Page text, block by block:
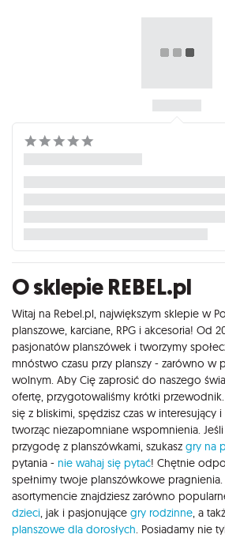
O sklepie REBEL.pl
Witaj na Rebel.pl, największym sklepie w
planszowe, karciane, RPG i akcesoria! Od
pasjonatów planszówek i tworzymy
mnóstwo czasu przy planszy - zarówno w
wolnym. Aby Cię zaprosić do naszego
ofertę, przygotowaliśmy krótki przewodnik.
się z bliskimi, spędzisz czas w interesujący
tworząc niezapomniane wspomnienia.
przygodę z planszówkami, szukasz gry na
pytania - nie wahaj się pytać! Chętnie
spełnimy twoje planszówkowe pragnienia.
asortymencie znajdziesz zarówno
dzieci, jak i pasjonujące gry rodzinne, a
planszowe dla dorosłych. Posiadamy nie